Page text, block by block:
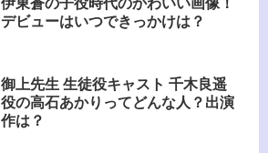
伊東蒼の子役時代のかわいい画像！
デビューはいつできっかけは？
御上先生 生徒役キャスト 千木良遥
役の高石あかりってどんな人？出演
作は？